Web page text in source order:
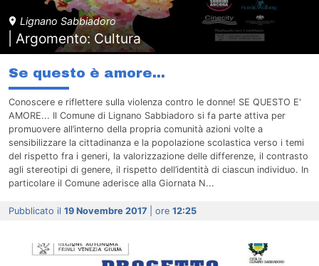
Lignano Sabbiadoro
| Argomento: Cultura
Se questo è amore...
Conoscere e riflettere sulla violenza contro le donne! SE QUESTO E'
AMORE... Il Comune di Lignano Sabbiadoro si fa parte attiva per
promuovere all’interno della propria comunità azioni volte a
sensibilizzare la cittadinanza e la popolazione scolastica verso i temi
del rispetto fra i generi, la valorizzazione delle differenze, il contrasto
agli stereotipi di genere, il rispetto dell’identità di ciascun individuo. In
particolare il Comune aderisce alla Giornata N...
Pubblicato il 19 Novembre 2017 | ore 12:25